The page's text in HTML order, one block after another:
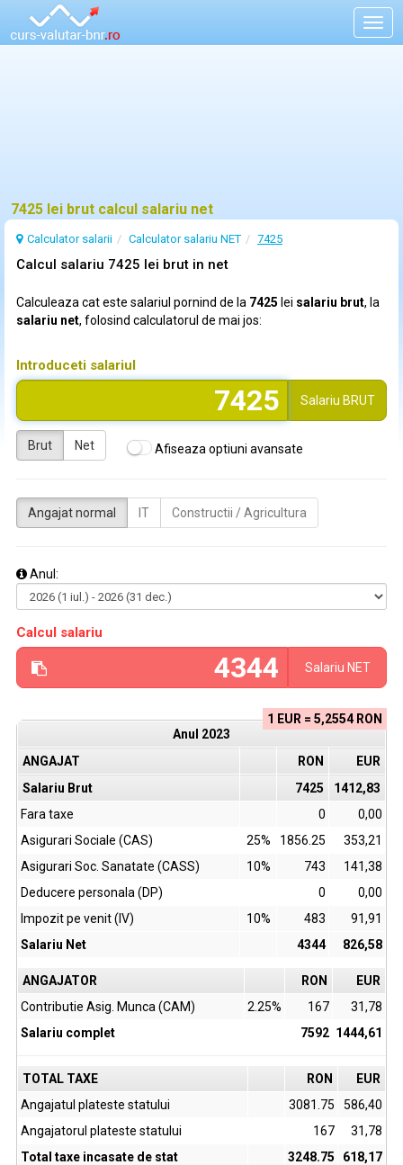
7425 lei brut calcul salariu net
Calculator salarii Calculator salariu NET 7425
Calcul salariu 7425 lei brut in net
Calculeaza cat este salariul pornind de la 7425 lei salariu brut, la
salariu net, folosind calculatorul de mai jos:
Introduceti salariul
Salariu BRUT
Brut Net Afiseaza optiuni avansate
Angajat normal IT Constructii / Agricultura
Anul:
Calcul salariu
Salariu NET
1 EUR = 5,2554 RON
Anul 2023
ANGAJAT
RON
EUR
Salariu Brut
7425
1412,83
Fara taxe
0
0,00
Asigurari Sociale (CAS)
25% 1856.25
353,21
Asigurari Soc. Sanatate (CASS)
10% 743
141,38
Deducere personala (DP)
0
0,00
Impozit pe venit (IV)
10% 483
91,91
Salariu Net
4344 826,58
ANGAJATOR RON
EUR
Contributie Asig. Munca (CAM)
2.25% 167
31,78
Salariu complet
7592 1444,61
TOTAL TAXE RON
EUR
Angajatul plateste statului
3081.75
586,40
Angajatorul plateste statului
167
31,78
Total taxe incasate de stat
3248.75 618,17